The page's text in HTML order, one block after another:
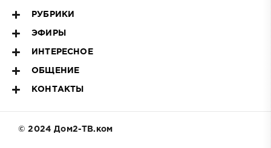
РУБРИКИ
ЭФИРЫ
ИНТЕРЕСНОЕ
ОБЩЕНИЕ
КОНТАКТЫ
© 2024 Дом2-ТВ.ком